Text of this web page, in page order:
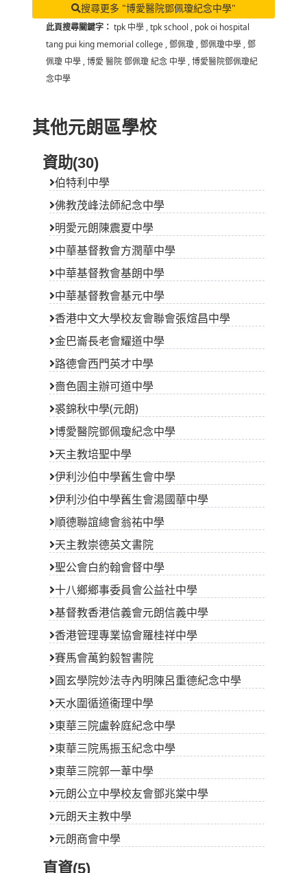
搜尋更多 "博愛醫院鄧佩瓊紀念中學"
此頁搜尋關鍵字： tpk 中學 ,tpk school , pok oi hospital
tang pui king memorial college ,鄧佩瓊 ,鄧佩瓊中學 ,鄧
佩瓊 中學 ,博愛 醫院 鄧佩瓊 紀念 中學 ,博愛醫院鄧佩瓊紀
念中學
其他元朗區學校
資助(30)
伯特利中學
佛教茂峰法師紀念中學
明愛元朗陳震夏中學
中華基督教會方潤華中學
中華基督教會基朗中學
中華基督教會基元中學
香港中文大學校友會聯會張煊昌中學
金巴崙長老會耀道中學
路德會西門英才中學
嗇色園主辦可道中學
裘錦秋中學(元朗)
博愛醫院鄧佩瓊紀念中學
天主教培聖中學
伊利沙伯中學舊生會中學
伊利沙伯中學舊生會湯國華中學
順德聯誼總會翁祐中學
天主教崇德英文書院
聖公會白約翰會督中學
十八鄉鄉事委員會公益社中學
基督教香港信義會元朗信義中學
香港管理專業協會羅桂祥中學
賽馬會萬鈞毅智書院
圓玄學院妙法寺內明陳呂重德紀念中學
天水圍循道衞理中學
東華三院盧幹庭紀念中學
東華三院馬振玉紀念中學
東華三院郭一葦中學
元朗公立中學校友會鄧兆棠中學
元朗天主教中學
元朗商會中學
直資(5)